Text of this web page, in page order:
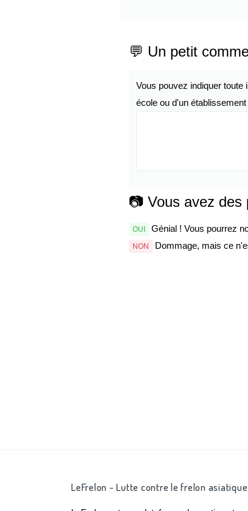
💬 Un petit
Vous pouvez indiquer toute
école ou d'un
📷 Vous avez des
OUI Génial ! Vous pourrez
NON Dommage, mais ce
LeFrelon - Lutte contre le frelon asiatique